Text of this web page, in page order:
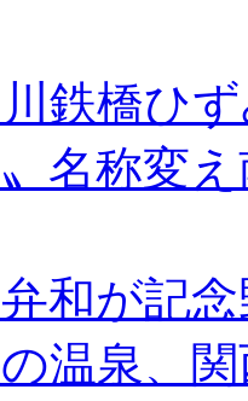
鉄橋ひ
〟名称変
和が記
温泉、